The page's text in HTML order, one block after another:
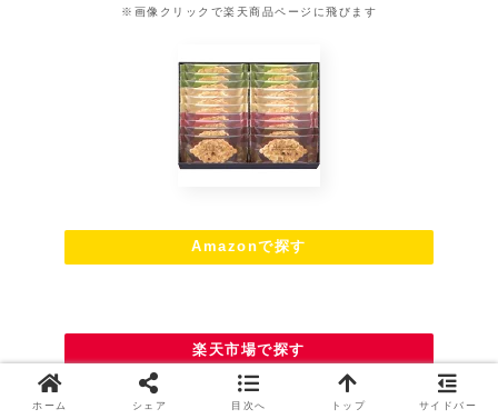
※画像クリックで楽天商品ページに飛びます
Amazonで探す
楽天市場で探す
ホーム シェア 目次へ トップ サイドバー